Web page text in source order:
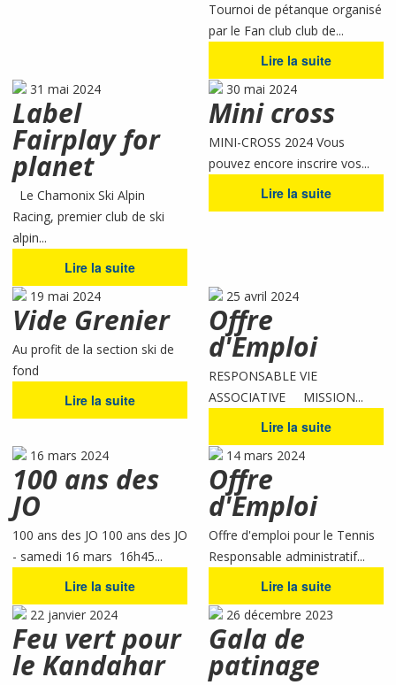
Tournoi de pétanque organisé
par le Fan club club de...
Lire la suite
31 mai 2024
Label
Fairplay for
planet
Le Chamonix Ski Alpin
Racing, premier club de ski
alpin...
Lire la suite
30 mai 2024
Mini cross
MINI-CROSS 2024 Vous
pouvez encore inscrire vos...
Lire la suite
19 mai 2024
Vide Grenier
Au profit de la section ski de
fond
Lire la suite
25 avril 2024
Offre
d'Emploi
RESPONSABLE VIE
ASSOCIATIVE MISSION...
Lire la suite
16 mars 2024
100 ans des
JO
100 ans des JO 100 ans des JO
- samedi 16 mars 16h45...
Lire la suite
14 mars 2024
Offre
d'Emploi
Offre d'emploi pour le Tennis
Responsable administratif...
Lire la suite
22 janvier 2024
Feu vert pour
le Kandahar
26 décembre 2023
Gala de
patinage